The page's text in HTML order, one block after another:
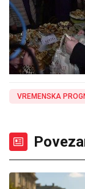
VREMENSKA